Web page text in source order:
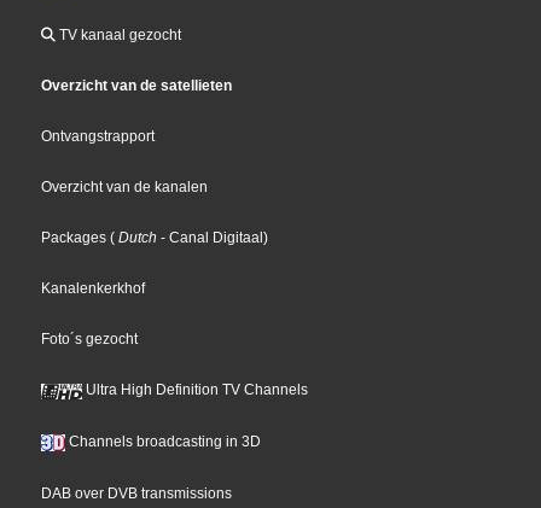
TV kanaal gezocht
Overzicht van de satellieten
Ontvangstrapport
Overzicht van de kanalen
Packages ( Dutch - Canal Digitaal)
Kanalenkerkhof
Foto´s gezocht
Ultra High Definition TV Channels
Channels broadcasting in 3D
DAB over DVB transmissions